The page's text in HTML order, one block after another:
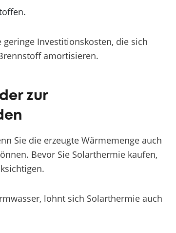
Investitionskosten, die sich
amortisieren.
zur
Sie die erzeugte Wärmemenge auch
Bevor Sie Solarthermie kaufen,
lohnt sich Solarthermie auch